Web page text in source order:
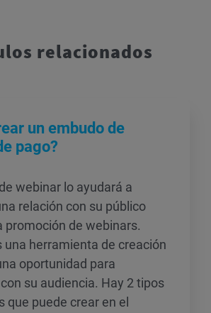
relacionados
un embudo de
pago?
webinar lo ayudará a
relación con su público
promoción de webinars.
una herramienta de creación
oportunidad para
su audiencia. Hay 2 tipos
que puede crear en el